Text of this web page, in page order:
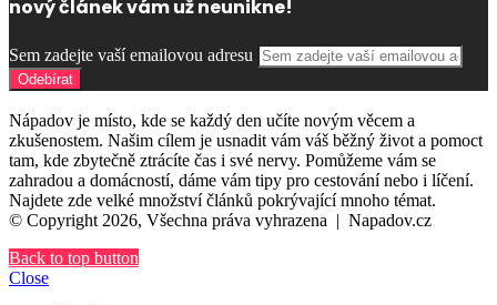
nový článek vám už neunikne!
Sem zadejte vaší emailovou adresu
Nápadov je místo, kde se každý den učíte novým věcem a
zkušenostem. Našim cílem je usnadit vám váš běžný život a pomoct
tam, kde zbytečně ztrácíte čas i své nervy. Pomůžeme vám se
zahradou a domácností, dáme vám tipy pro cestování nebo i líčení.
Najdete zde velké množství článků pokrývající mnoho témat.
© Copyright 2026, Všechna práva vyhrazena | Napadov.cz
Back to top button
Close